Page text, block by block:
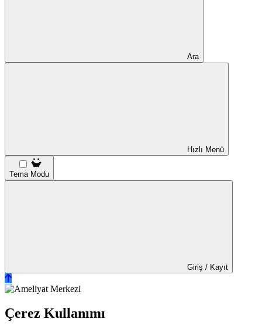
Ara
Hızlı Menü
Tema Modu
Giriş / Kayıt
Çerez Kullanımı